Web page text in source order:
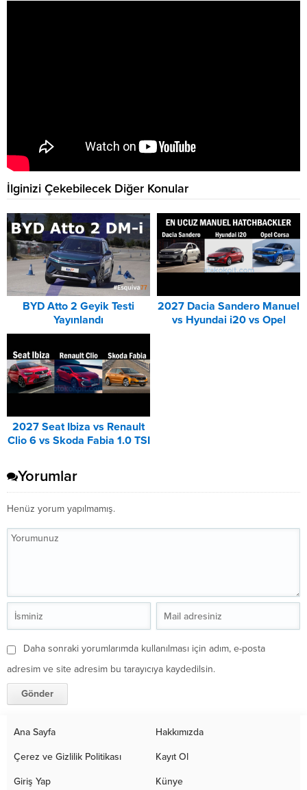
İlginizi Çekebilecek Diğer Konular
BYD Atto 2 Geyik Testi
Yayınlandı
2027 Dacia Sandero Manuel
vs Hyundai i20 vs Opel
2027 Seat Ibiza vs Renault
Clio 6 vs Skoda Fabia 1.0 TSI
Yorumlar
Henüz yorum yapılmamış.
Daha sonraki yorumlarımda kullanılması için adım, e-posta
adresim ve site adresim bu tarayıcıya kaydedilsin.
Ana Sayfa Hakkımızda
Çerez ve Gizlilik Politikası Kayıt Ol
Giriş Yap Künye